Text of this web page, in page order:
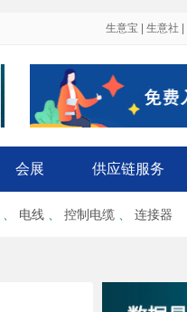
生意宝 生意社
会展 供应链服务
电线 控制电缆 连接器